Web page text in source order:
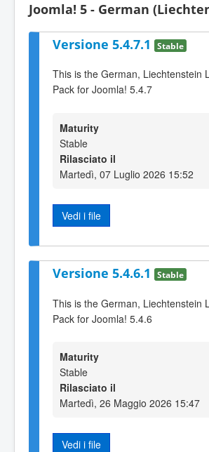
Joomla! 5 - German
Versione 5.4.7.1 Stable
This is the German, Liechtenstein
Pack for Joomla! 5.4.7
Maturity
Stable
Rilasciato il
Martedì, 07 Luglio 2026 15:52
Vedi i file
Versione 5.4.6.1 Stable
This is the German, Liechtenstein
Pack for Joomla! 5.4.6
Maturity
Stable
Rilasciato il
Martedì, 26 Maggio 2026 15:47
Vedi i file